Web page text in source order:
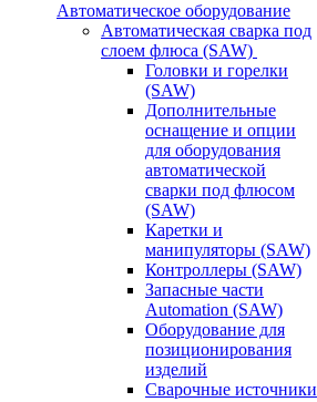
Автоматическое оборудование
Автоматическая сварка под
слоем флюса (SAW)
Головки и горелки
(SAW)
Дополнительные
оснащение и опции
для оборудования
автоматической
сварки под флюсом
(SAW)
Каретки и
манипуляторы (SAW)
Контроллеры (SAW)
Запасные части
Automation (SAW)
Оборудование для
позиционирования
изделий
Сварочные источники